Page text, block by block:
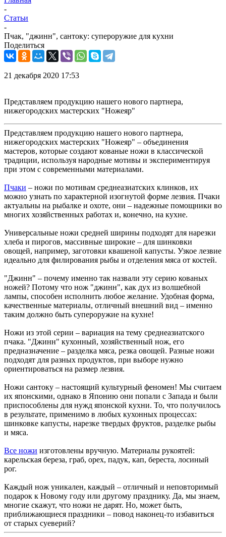
-
Статьи
-
Пчак, "джинн", сантоку: супероружие для кухни
Поделиться
21 декабря 2020 17:53
Представляем продукцию нашего нового партнера,
нижегородских мастерских "Ножеяр"
Представляем продукцию нашего нового партнера,
нижегородских мастерских "Ножеяр" – объединения
мастеров, которые создают кованые ножи в классической
традиции, используя народные мотивы и экспериментируя
при этом с современными материалами.
Пчаки – ножи по мотивам среднеазиатских клинков, их
можно узнать по характерной изогнутой форме лезвия. Пчаки
актуальны на рыбалке и охоте, они – надежные помощники во
многих хозяйственных работах и, конечно, на кухне.
Универсальные ножи средней ширины подходят для нарезки
хлеба и пирогов, массивные широкие – для шинковки
овощей, например, заготовки квашеной капусты. Узкое лезвие
идеально для филирования рыбы и отделения мяса от костей.
"Джинн" – почему именно так назвали эту серию кованых
ножей? Потому что нож "джинн", как дух из волшебной
лампы, способен исполнить любое желание. Удобная форма,
качественные материалы, отличный внешний вид – именно
таким должно быть супероружие на кухне!
Ножи из этой серии – вариация на тему среднеазиатского
пчака. "Джинн" кухонный, хозяйственный нож, его
предназначение – разделка мяса, резка овощей. Разные ножи
подходят для разных продуктов, при выборе нужно
ориентироваться на размер лезвия.
Ножи сантоку – настоящий культурный феномен! Мы считаем
их японскими, однако в Японию они попали с Запада и были
приспособлены для нужд японской кухни. То, что получилось
в результате, применимо в любых кухонных процессах:
шинковке капусты, нарезке твердых фруктов, разделке рыбы
и мяса.
Все ножи изготовлены вручную. Материалы рукоятей:
карельская береза, граб, орех, падук, кап, береста, лосиный
рог.
Каждый нож уникален, каждый – отличный и неповторимый
подарок к Новому году или другому празднику. Да, мы знаем,
многие скажут, что ножи не дарят. Но, может быть,
приближающиеся праздники – повод наконец-то избавиться
от старых суеверий?